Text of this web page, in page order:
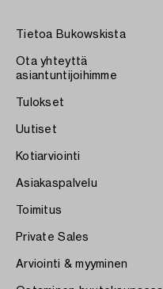
Tietoa Bukowskista
Ota yhteyttä
asiantuntijoihimme
Tulokset
Uutiset
Kotiarviointi
Asiakaspalvelu
Toimitus
Private Sales
Arviointi & myyminen